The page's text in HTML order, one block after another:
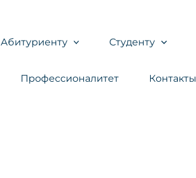
Абитуриенту Студенту
Профессионалитет Контакты